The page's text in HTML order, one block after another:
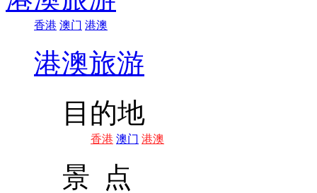
香港 澳门 港澳
港澳旅游
目的地
香港 澳门 港澳
景 点